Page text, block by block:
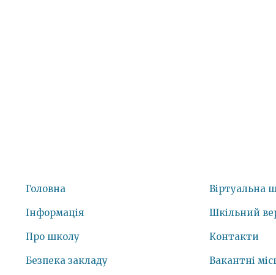
Головна
Інформація
Про школу
Безпека закладу
Віртуальна
Шкільний
Контакти
Вакантні